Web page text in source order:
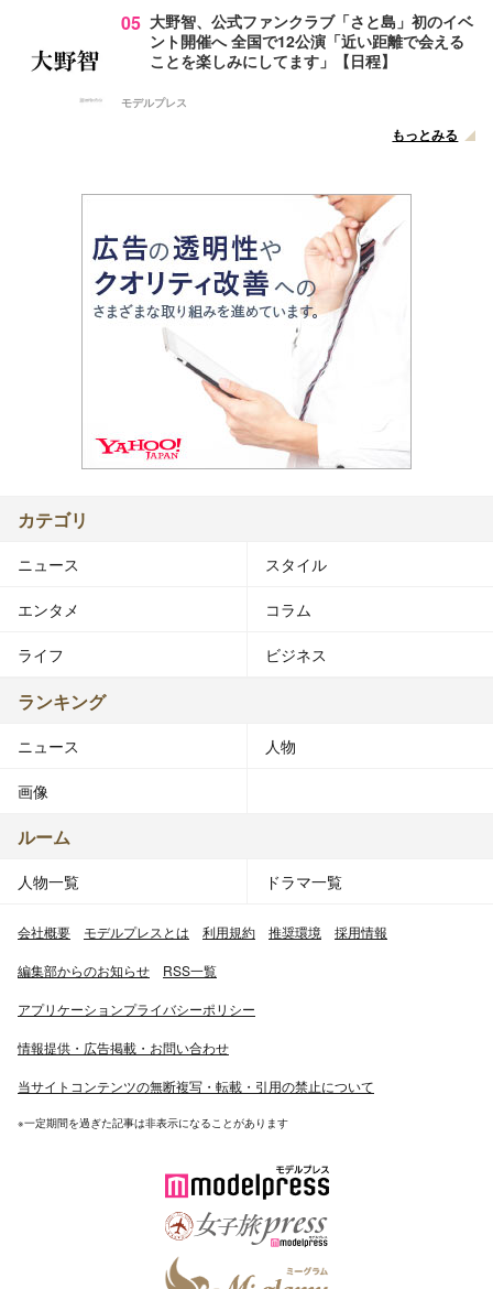
05 大野智、公式ファンクラブ「さと島」初のイベ
ント開催へ 全国で12公演「近い距離で会える
ことを楽しみにしてます」【日程】
モデルプレス
もっとみる
カテゴリ
ニュース スタイル
エンタメ コラム
ライフ ビジネス
ランキング
ニュース 人物
画像
ルーム
人物一覧 ドラマ一覧
会社概要 モデルプレスとは 利用規約 推奨環境 採用情報
編集部からのお知らせ RSS一覧
アプリケーションプライバシーポリシー
情報提供・広告掲載・お問い合わせ
当サイトコンテンツの無断複写・転載・引用の禁止について
※一定期間を過ぎた記事は非表示になることがあります